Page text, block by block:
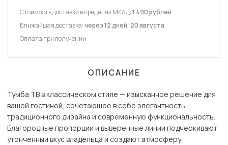
Стоимость доставки в пределах МКАД:1 490 рублей
Ближайшая доставка:через 12 дней, 20 августа
Оплата при получении
ОПИСАНИЕ
Тумба ТВ в классическом стиле — изысканное решение для
вашей гостиной, сочетающее в себе элегантность
традиционного дизайна и современную функциональность.
Благородные пропорции и выверенные линии подчеркивают
утонченный вкус владельца и создают атмосферу